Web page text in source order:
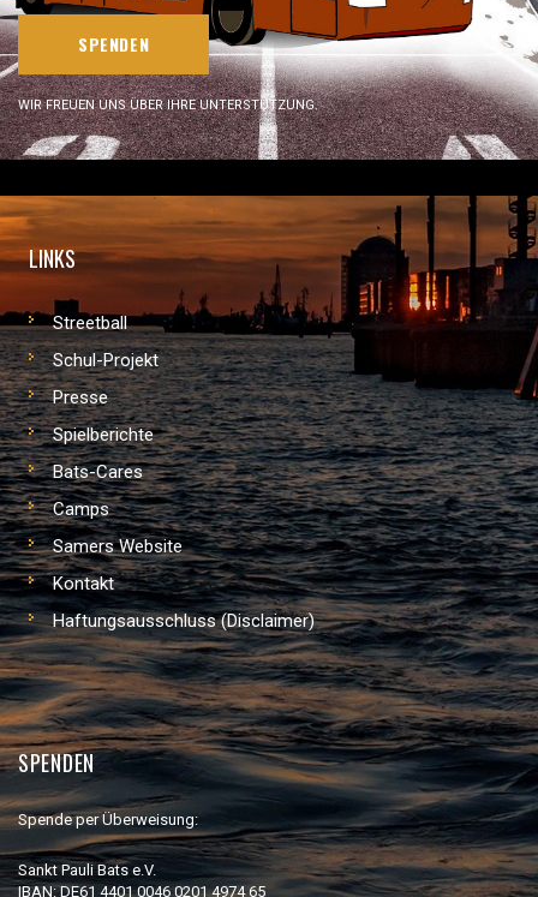
SPENDEN
WIR FREUEN UNS ÜBER IHRE UNTERSTÜTZUNG.
LINKS
Streetball
Schul-Projekt
Presse
Spielberichte
Bats-Cares
Camps
Samers Website
Kontakt
Haftungsausschluss (Disclaimer)
SPENDEN
Spende per Überweisung:
Sankt Pauli Bats e.V.
IBAN: DE61 4401 0046 0201 4974 65